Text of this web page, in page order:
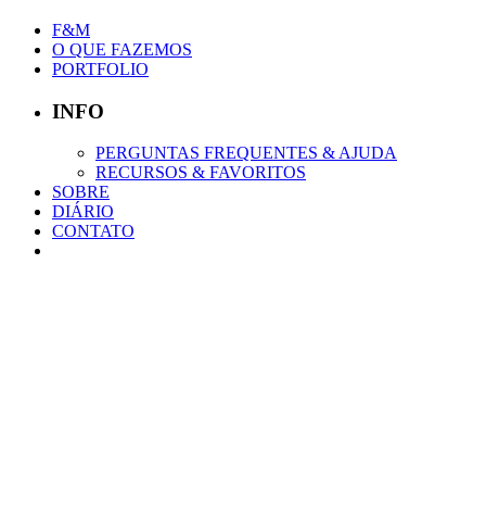
F&M
O QUE FAZEMOS
PORTFOLIO
INFO
PERGUNTAS FREQUENTES & AJUDA
RECURSOS & FAVORITOS
SOBRE
DIÁRIO
CONTATO